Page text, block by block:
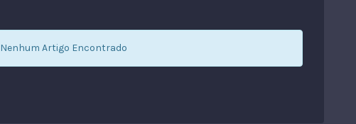
Nenhum Artigo Encontrado